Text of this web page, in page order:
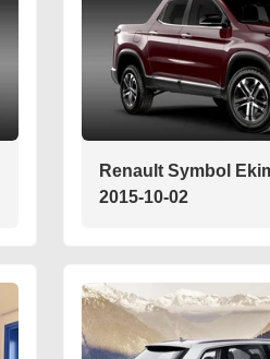
Renault Symbol
2015-10-02